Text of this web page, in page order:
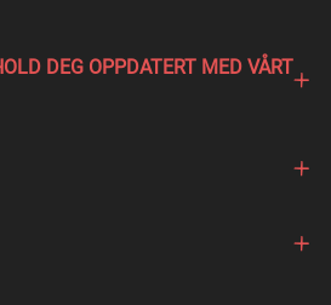
DEG OPPDATERT MED VÅRT